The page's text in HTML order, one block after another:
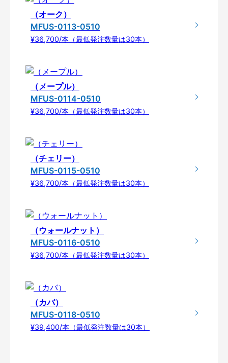
（オーク）
MFUS-0113-0510
¥36,700/本（最低発注数量は30本）
（メープル）
MFUS-0114-0510
¥36,700/本（最低発注数量は30本）
（チェリー）
MFUS-0115-0510
¥36,700/本（最低発注数量は30本）
（ウォールナット）
MFUS-0116-0510
¥36,700/本（最低発注数量は30本）
（カバ）
MFUS-0118-0510
¥39,400/本（最低発注数量は30本）